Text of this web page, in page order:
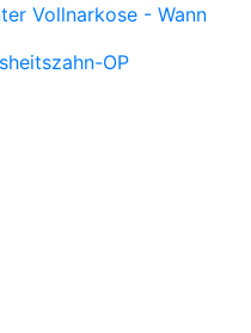
Vollnarkose - Wann
OP